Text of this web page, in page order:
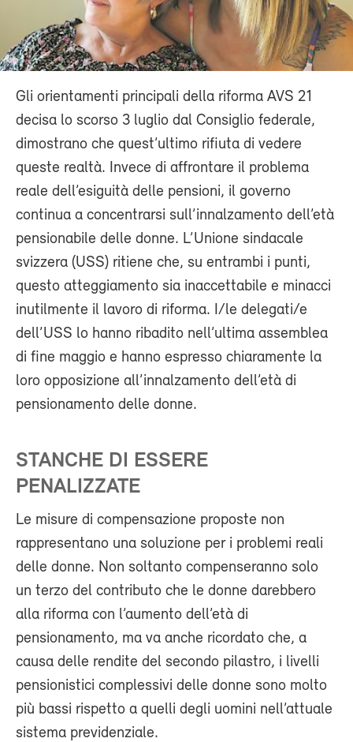
Gli orientamenti principali della riforma AVS 21
decisa lo scorso 3 luglio dal Consiglio federale,
dimostrano che quest’ultimo rifiuta di vedere
queste realtà. Invece di affrontare il problema
reale dell’esiguità delle pensioni, il governo
continua a concentrarsi sull’innalzamento dell’età
pensionabile delle donne. L’Unione sindacale
svizzera (USS) ritiene che, su entrambi i punti,
questo atteggiamento sia inaccettabile e minacci
inutilmente il lavoro di riforma. I/le delegati/e
dell’USS lo hanno ribadito nell’ultima assemblea
di fine maggio e hanno espresso chiaramente la
loro opposizione all’innalzamento dell’età di
pensionamento delle donne.
STANCHE DI ESSERE
PENALIZZATE
Le misure di compensazione proposte non
rappresentano una soluzione per i problemi reali
delle donne. Non soltanto compenseranno solo
un terzo del contributo che le donne darebbero
alla riforma con l’aumento dell’età di
pensionamento, ma va anche ricordato che, a
causa delle rendite del secondo pilastro, i livelli
pensionistici complessivi delle donne sono molto
più bassi rispetto a quelli degli uomini nell’attuale
sistema previdenziale.